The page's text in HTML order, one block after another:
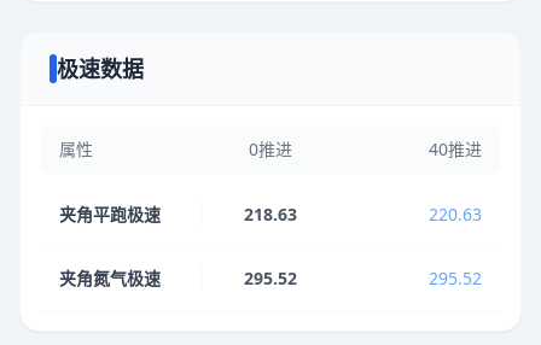
极速数据
属性 0推进 40推进
夹角平跑极速 218.63 220.63
夹角氮气极速 295.52 295.52